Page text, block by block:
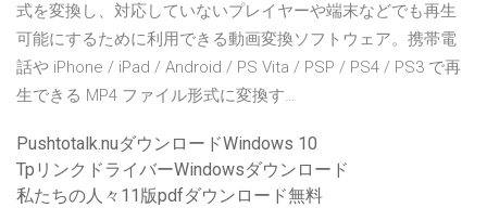
式を変換し、対応していないプレイヤーや端末などでも再生
可能にするために利用できる動画変換ソフトウェア。携帯電
話や iPhone / iPad / Android / PS Vita / PSP / PS4 / PS3 で再
生できる MP4 ファイル形式に変換す…
Pushtotalk.nuダウンロードWindows 10
TpリンクドライバーWindowsダウンロード
私たちの人々11版pdfダウンロード無料